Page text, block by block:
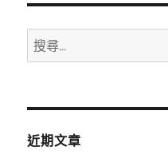
全
更
新〉
搜
尋
鍵
近期文章